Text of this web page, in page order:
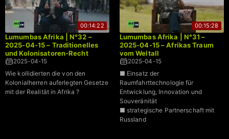
00:14:22
Lumumbas Afrika | N°32 –
2025-04-15 – Traditionelles
und Kolonisatoren-Recht
2025-04-15
Wie kollidierten die von den
Kolonialherren auferlegten Gesetze
mit der Realität in Afrika ?
00:15:28
Lumumbas Afrika | N°31 –
2025-04-15 – Afrikas Traum
vom Weltall
2025-04-15
■ Einsatz der
Raumfahrttechnologie für
Entwicklung, Innovation und
Souveränität
■ strategische Partnerschaft mit
Russland